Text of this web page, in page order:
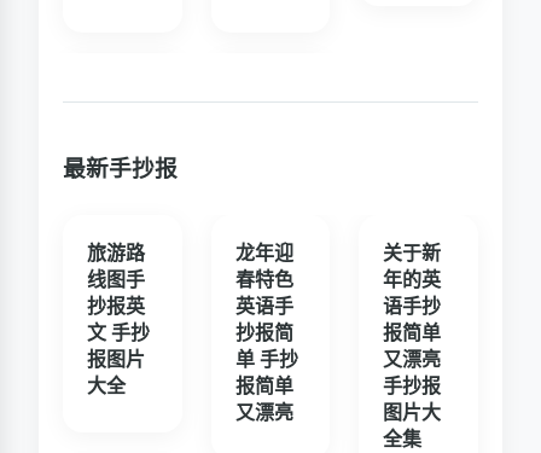
最新手抄报
旅游路
线图手
抄报英
文 手抄
报图片
大全
龙年迎
春特色
英语手
抄报简
单 手抄
报简单
又漂亮
关于新
年的英
语手抄
报简单
又漂亮
手抄报
图片大
全集